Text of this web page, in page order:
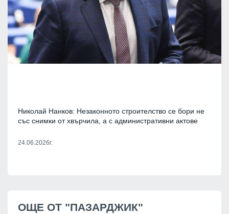
Николай Нанков: Незаконното строителство се бори не
със снимки от хвърчила, а с административни актове
24.06.2026г.
ОЩЕ ОТ "ПАЗАРДЖИК"